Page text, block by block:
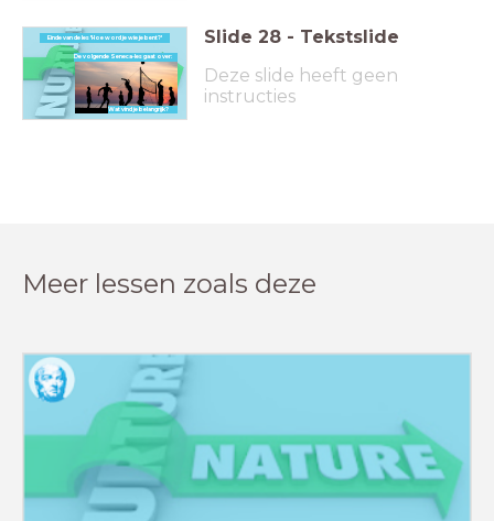
De volgende Seneca-les gaat over:
Wat vind je belangrijk?
Einde van de les 'Hoe word je wie je bent?' Slide 28 - Tekstslide
Deze slide heeft geen
instructies
Meer lessen zoals deze